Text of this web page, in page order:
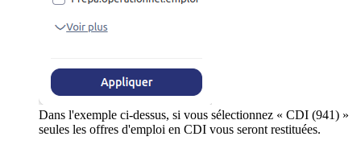
Dans l'exemple ci-dessus, si vous sélectionnez « CDI (941) »
seules les offres d'emploi en CDI vous seront restituées.